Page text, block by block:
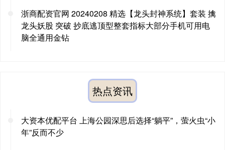
浙商配资官网 20240208 精选【龙头封神系统】套装 擒
龙头妖股 突破 抄底逃顶型整套指标大部分手机可用电
脑全通用金钻
热点资讯
大资本优配平台 上海公园深思后选择“躺平”，萤火虫“小
年”反而不少